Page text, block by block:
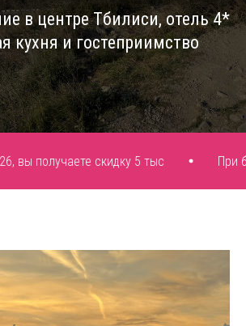
в центре Тбилиси, отель 4*
кухня и гостеприимство
скидку 5 тыс При